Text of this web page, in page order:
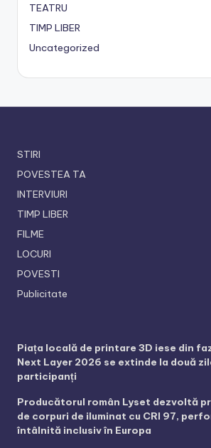
TEATRU
TIMP LIBER
Uncategorized
STIRI
POVESTEA TA
INTERVIURI
TIMP LIBER
FILME
LOCURI
POVESTI
Publicitate
Piața locală de printare 3D iese din
Next Layer 2026 se extinde la două
participanți
Producătorul român Lyset dezvoltă
de corpuri de iluminat cu CRI 97,
întâlnită inclusiv în Europa